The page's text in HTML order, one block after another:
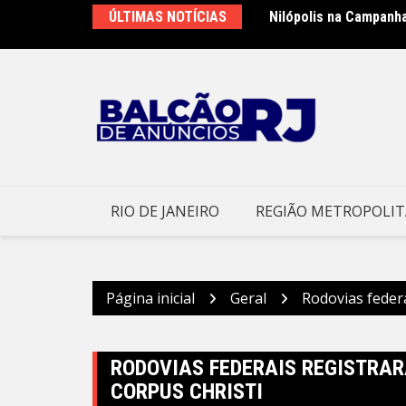
o
ÚLTIMAS NOTÍCIAS Nilópolis na
Prefeitura de Niterói
RIO DE JANEIRO REGIÃO
Página inicial Geral Rodovias
RODOVIAS FEDERAIS
CORPUS CHRISTI